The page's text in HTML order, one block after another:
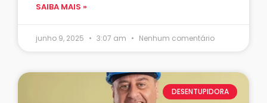
SAIBA MAIS »
junho 9, 2025 3:07 am Nenhum comentário
DESENTUPIDORA